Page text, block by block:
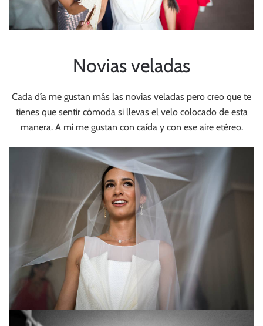
Novias veladas
Cada día me gustan más las novias veladas pero creo que te
tienes que sentir cómoda si llevas el velo colocado de esta
manera. A mi me gustan con caída y con ese aire etéreo.